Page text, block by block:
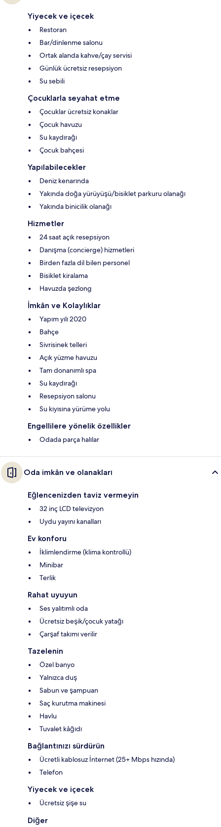
Yiyecek ve içecek
Restoran
Bar/dinlenme salonu
Ortak alanda kahve/çay servisi
Günlük ücretsiz resepsiyon
Su sebili
Çocuklarla seyahat etme
Çocuklar ücretsiz konaklar
Çocuk havuzu
Su kaydırağı
Çocuk bahçesi
Yapılabilecekler
Deniz kenarında
Yakında doğa yürüyüşü/bisiklet parkuru olanağı
Yakında binicilik olanağı
Hizmetler
24 saat açık resepsiyon
Danışma (concierge) hizmetleri
Birden fazla dil bilen personel
Bisiklet kiralama
Havuzda şezlong
İmkân ve Kolaylıklar
Yapım yılı 2020
Bahçe
Sivrisinek telleri
Açık yüzme havuzu
Tam donanımlı spa
Su kaydırağı
Resepsiyon salonu
Su kıyısına yürüme yolu
Engellilere yönelik özellikler
Odada parça halılar
Oda imkân ve olanakları
Eğlencenizden taviz vermeyin
32 inç LCD televizyon
Uydu yayını kanalları
Ev konforu
İklimlendirme (klima kontrollü)
Minibar
Terlik
Rahat uyuyun
Ses yalıtımlı oda
Ücretsiz beşik/çocuk yatağı
Çarşaf takımı verilir
Tazelenin
Özel banyo
Yalnızca duş
Sabun ve şampuan
Saç kurutma makinesi
Havlu
Tuvalet kâğıdı
Bağlantınızı sürdürün
Ücretli kablosuz İnternet (25+ Mbps hızında)
Telefon
Yiyecek ve içecek
Ücretsiz şişe su
Diğer